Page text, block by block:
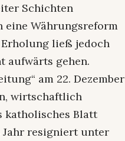
Schichten
eine Währungsreform
ließ jedoch
aufwärts gehen.
am 22. Dezember
wirtschaftlich
katholisches Blatt
resigniert unter